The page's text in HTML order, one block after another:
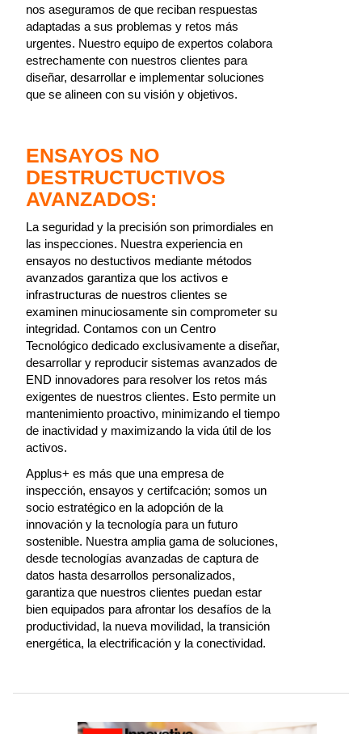
nos aseguramos de que reciban respuestas
adaptadas a sus problemas y retos más
urgentes. Nuestro equipo de expertos colabora
estrechamente con nuestros clientes para
diseñar, desarrollar e implementar soluciones
que se alineen con su visión y objetivos.
ENSAYOS NO
DESTRUCTUCTIVOS
AVANZADOS:
La seguridad y la precisión son primordiales en
las inspecciones. Nuestra experiencia en
ensayos no destuctivos mediante métodos
avanzados garantiza que los activos e
infrastructuras de nuestros clientes se
examinen minuciosamente sin comprometer su
integridad. Contamos con un Centro
Tecnológico dedicado exclusivamente a diseñar,
desarrollar y reproducir sistemas avanzados de
END innovadores para resolver los retos más
exigentes de nuestros clientes. Esto permite un
mantenimiento proactivo, minimizando el tiempo
de inactividad y maximizando la vida útil de los
activos.
Applus+ es más que una empresa de
inspección, ensayos y certifcación; somos un
socio estratégico en la adopción de la
innovación y la tecnología para un futuro
sostenible. Nuestra amplia gama de soluciones,
desde tecnologías avanzadas de captura de
datos hasta desarrollos personalizados,
garantiza que nuestros clientes puedan estar
bien equipados para afrontar los desafíos de la
productividad, la nueva movilidad, la transición
energética, la electrificación y la conectividad.